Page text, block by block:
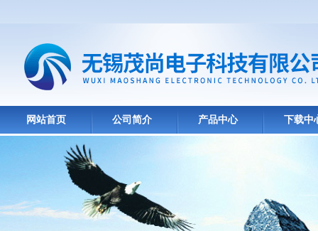
网站首页 公司简介 产品中心 下载中